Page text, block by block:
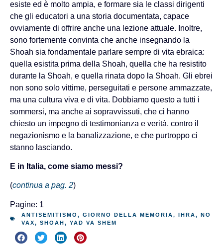
esiste ed è molto ampia, e formare sia le classi dirigenti
che gli educatori a una storia documentata, capace
ovviamente di offrire anche una lezione attuale. Inoltre,
sono fortemente convinta che anche insegnando la
Shoah sia fondamentale parlare sempre di vita ebraica:
quella esistita prima della Shoah, quella che ha resistito
durante la Shoah, e quella rinata dopo la Shoah. Gli ebrei
non sono solo vittime, perseguitati e persone ammazzate,
ma una cultura viva e di vita. Dobbiamo questo a tutti i
sommersi, ma anche ai sopravvissuti, che ci hanno
chiesto un impegno di testimonianza e verità, contro il
negazionismo e la banalizzazione, e che purtroppo ci
stanno lasciando.
E in Italia, come siamo messi?
(continua a pag. 2)
Pagine: 1
ANTISEMITISMO , GIORNO DELLA MEMORIA, IHRA, NO
VAX, SHOAH, YAD VA SHEM